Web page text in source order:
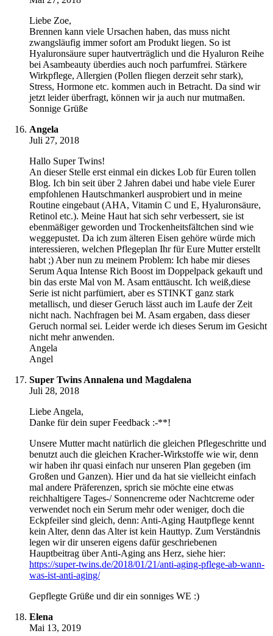
Liebe Zoe,
Brennen kann viele Ursachen haben, das muss nicht
zwangsläufig immer sofort am Produkt liegen. So ist
Hyaluronsäure super hautverträglich und die Hyaluron Reihe
bei Asambeauty überdies auch noch parfumfrei. Stärkere
Wirkpflege, Allergien (Pollen fliegen derzeit sehr stark),
Stress, Hormone etc. kommen auch in Betracht. Da sind wir
jetzt leider überfragt, können wir ja auch nur mutmaßen.
Sonnige Grüße
Angela
Juli 27, 2018
Hallo Super Twins!
An dieser Stelle erst einmal ein dickes Lob für Euren tollen
Blog. Ich bin seit über 2 Jahren dabei und habe viele Eurer
empfohlenen Hautschmankerl ausprobiert und in meine
Routine eingebaut (AHA, Vitamin C und E, Hyaluronsäure,
Retinol etc.). Meine Haut hat sich sehr verbessert, sie ist
ebenmäßiger geworden und Trockenheitsfältchen sind wie
weggepustet. Da ich zum älteren Eisen gehöre würde mich
interessieren, welchen Pflegeplan Ihr für Eure Mutter erstellt
habt ;) Aber nun zu meinem Problem: Ich habe mir dieses
Serum Aqua Intense Rich Boost im Doppelpack gekauft und
bin das erste Mal von M. Asam enttäuscht. Ich weiß,diese
Serie ist nicht parfümiert, aber es STINKT ganz stark
metallisch, und dieser Geruch lässt auch im Laufe der Zeit
nicht nach. Nachfragen bei M. Asam ergaben, dass dieser
Geruch normal sei. Leider werde ich dieses Serum im Gesicht
nicht mehr anwenden.
Angela
Angel
Super Twins Annalena und Magdalena
Juli 28, 2018
Liebe Angela,
Danke für dein super Feedback :-**!
Unsere Mutter macht natürlich die gleichen Pflegeschritte und
benutzt auch die gleichen Kracher-Wirkstoffe wie wir, denn
wir haben ihr quasi einfach nur unseren Plan gegeben (im
Großen und Ganzen). Hier und da hat sie vielleicht einfach
mal andere Präferenzen, sprich sie möchte eine etwas
reichhaltigere Tages-/ Sonnencreme oder Nachtcreme oder
verwendet noch ein Serum mehr oder weniger, doch die
Eckpfeiler sind gleich, denn: Anti-Aging Hautpflege kennt
kein Alter, denn das Alter ist kein Hauttyp. Zum Verständnis
legen wir dir unseren eigens dafür geschriebenen
Hauptbeitrag über Anti-Aging ans Herz, siehe hier:
https://super-twins.de/2018/01/21/anti-aging-pflege-ab-wann-
was-ist-anti-aging/
Gepflegte Grüße und dir ein sonniges WE :)
Elena
Mai 13, 2019